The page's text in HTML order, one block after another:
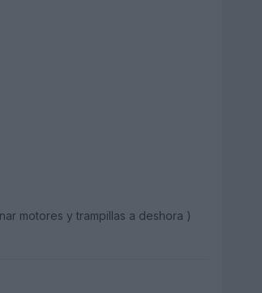
motores y trampillas a deshora )